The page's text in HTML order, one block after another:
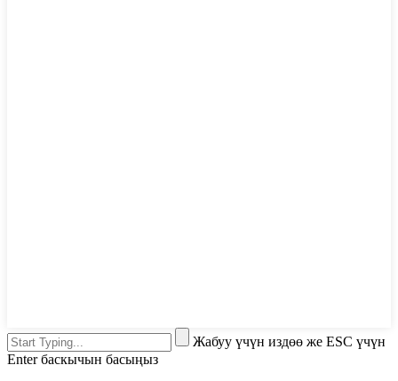
Жабуу үчүн издөө же ESC үчүн
Enter баскычын басыңыз